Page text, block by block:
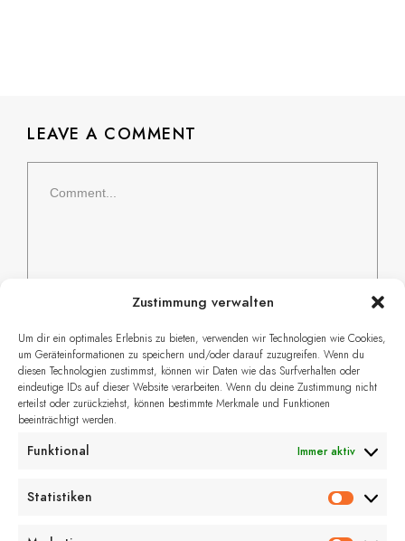
Zustimmung verwalten
Um dir ein optimales Erlebnis zu bieten, verwenden wir Technologien wie Cookies,
um Geräteinformationen zu speichern und/oder darauf zuzugreifen. Wenn du
diesen Technologien zustimmst, können wir Daten wie das Surfverhalten oder
eindeutige IDs auf dieser Website verarbeiten. Wenn du deine Zustimmung nicht
erteilst oder zurückziehst, können bestimmte Merkmale und Funktionen
beeinträchtigt werden.
Funktional Immer aktiv
Statistiken
LEAVE A COMMENT
Name, E-Mail-Adresse und Website in
diesem Browser für meinen nächsten